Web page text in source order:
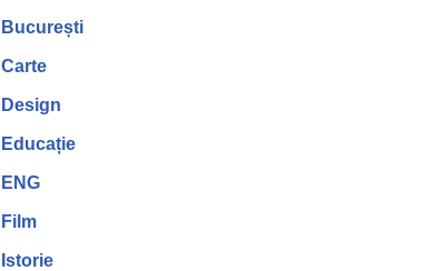
București
Carte
Design
Educație
ENG
Film
Istorie